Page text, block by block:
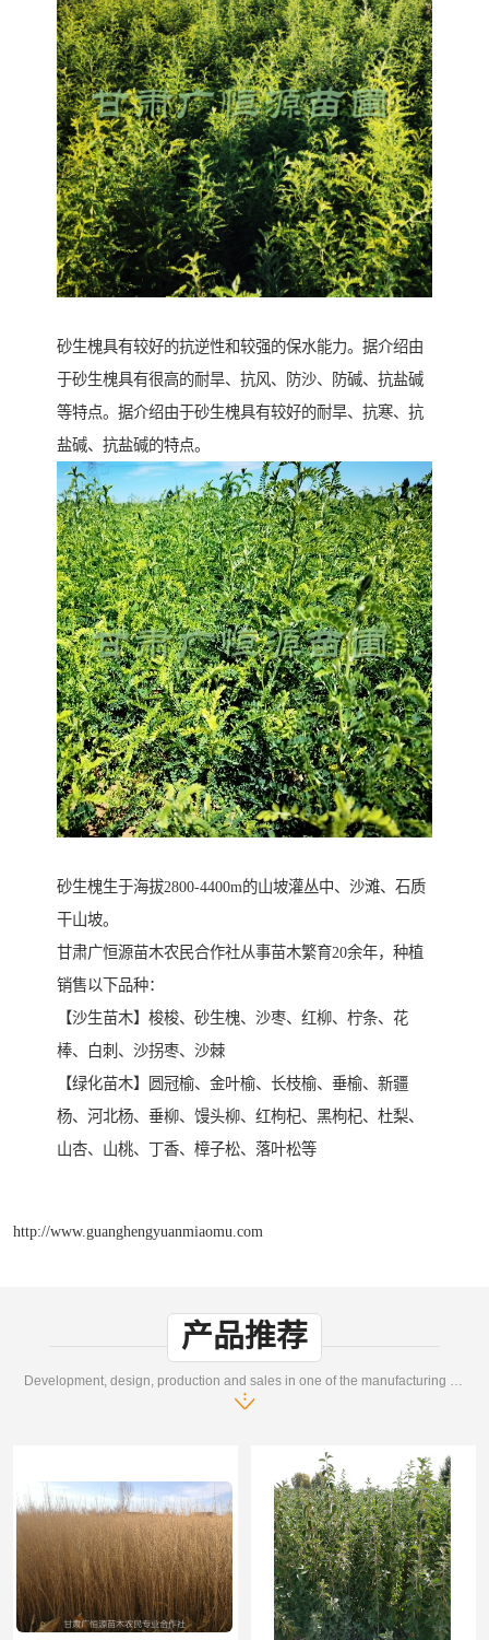
砂生槐具有较好的抗逆性和较强的保水能力。据介绍由
于砂生槐具有很高的耐旱、抗风、防沙、防碱、抗盐碱
等特点。据介绍由于砂生槐具有较好的耐旱、抗寒、抗
盐碱、抗盐碱的特点。
砂生槐生于海拔2800-4400m的山坡灌丛中、沙滩、石质
干山坡。
甘肃广恒源苗木农民合作社从事苗木繁育20余年，种植
销售以下品种：
【沙生苗木】梭梭、砂生槐、沙枣、红柳、柠条、花
棒、白刺、沙拐枣、沙棘
【绿化苗木】圆冠榆、金叶榆、长枝榆、垂榆、新疆
杨、河北杨、垂柳、馒头柳、红枸杞、黑枸杞、杜梨、
山杏、山桃、丁香、樟子松、落叶松等
http://www.guanghengyuanmiaomu.com
产品推荐